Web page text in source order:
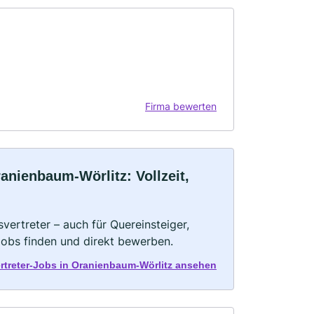
Firma bewerten
Wörlitz: Vollzeit,
– auch für Quereinsteiger,
finden und direkt bewerben.
Jobs in Oranienbaum-Wörlitz ansehen